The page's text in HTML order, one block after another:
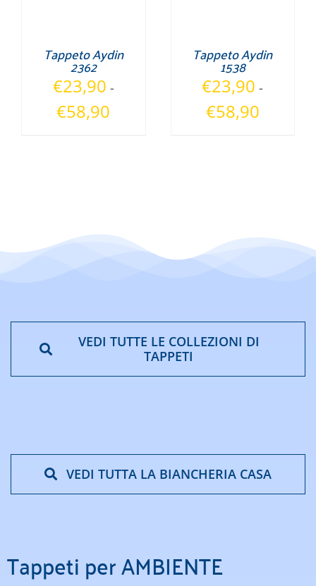
Tappeto Aydin
2362
€23,90 -
€58,90
Tappeto Aydin
1538
€23,90 -
€58,90Fascia
VEDI TUTTE LE COLLEZIONI DI
TAPPETI
VEDI TUTTA LA BIANCHERIA CASA
Tappeti per AMBIENTE